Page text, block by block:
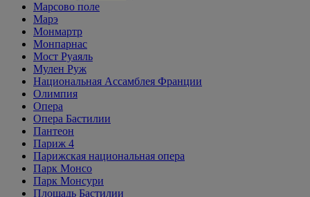
Марсово поле
Марэ
Монмартр
Монпарнас
Мост Руаяль
Мулен Руж
Национальная Ассамблея Франции
Олимпия
Опера
Опера Бастилии
Пантеон
Париж 4
Парижская национальная опера
Парк Монсо
Парк Монсури
Площадь Бастилии